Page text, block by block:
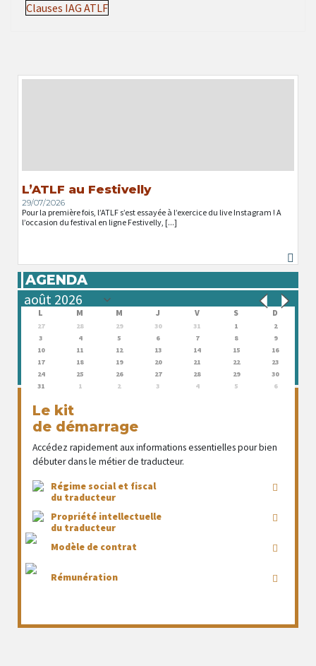
Clauses IAG ATLF
L’ATLF au Festivelly
29/07/2026
Pour la première fois, l’ATLF s’est essayée à l’exercice du live Instagram ! A
l’occasion du festival en ligne Festivelly, [...]
AGENDA
L M M J V S D
27 28 29 30 31 1
2
3
4 5 6 7 8
9
10
11 12 13 14 15
16
17
18 19 20 21 22
23
24
25 26 27 28 29
30
31
1 2 3 4 5 6
Le kit
de démarrage
Accédez rapidement aux informations essentielles pour bien
débuter dans le métier de traducteur.
Régime social et fiscal
du traducteur
Propriété intellectuelle
du traducteur
Modèle de contrat
Rémunération